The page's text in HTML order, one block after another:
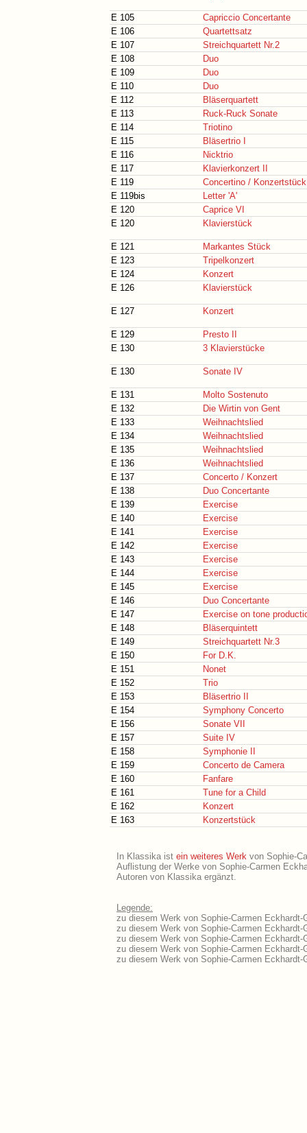
E 105
Capriccio Concertante
E 106
Quartettsatz
E 107
Streichquartett Nr.2
E 108
Duo
E 109
Duo
E 110
Duo
E 112
Bläserquartett
E 113
Ruck-Ruck Sonate
E 114
Triotino
E 115
Bläsertrio I
E 116
Nicktrio
E 117
Klavierkonzert II
E 119
Concertino / Konzertstück
E 119bis
Letter 'A'
E 120
Caprice VI
E 120
Klavierstück
E 121
Markantes Stück
E 123
Tripelkonzert
E 124
Konzert
E 126
Klavierstück
E 127 Konzert
E 129
Presto II
E 130
3 Klavierstücke
E 130 Sonate IV
E 131
Molto Sostenuto
E 132
Die Wirtin von Gent
E 133
Weihnachtslied
E 134
Weihnachtslied
E 135
Weihnachtslied
E 136
Weihnachtslied
E 137
Concerto / Konzert
E 138
Duo Concertante
E 139
Exercise
E 140
Exercise
E 141
Exercise
E 142
Exercise
E 143
Exercise
E 144
Exercise
E 145
Exercise
E 146
Duo Concertante
E 147
Exercise on tone
E 148
Bläserquintett
E 149
Streichquartett Nr.3
E 150
For D.K.
E 151
Nonet
E 152
Trio
E 153
Bläsertrio II
E 154
Symphony Concerto
E 156
Sonate VII
E 157
Suite IV
E 158
Symphonie II
E 159
Concerto de Camera
E 160
Fanfare
E 161
Tune for a Child
E 162
Konzert
E 163
Konzertstück
In Klassika ist ein weiteres Werk von Sophie-
Auflistung der Werke von Sophie-Carmen
Autoren von Klassika ergänzt.
Legende:
zu diesem Werk von Sophie-Carmen
zu diesem Werk von Sophie-Carmen
zu diesem Werk von Sophie-Carmen
zu diesem Werk von Sophie-Carmen
zu diesem Werk von Sophie-Carmen